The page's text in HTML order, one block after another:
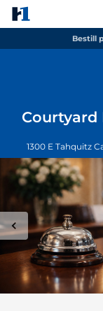
Bestill
Courtyard
1300 E Tahquitz